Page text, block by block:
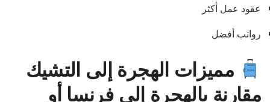
عقود عمل أكثر
رواتب أفضل
مميزات الهجرة إلى التشيك
مقارنة بالهجرة إلى فرنسا أو